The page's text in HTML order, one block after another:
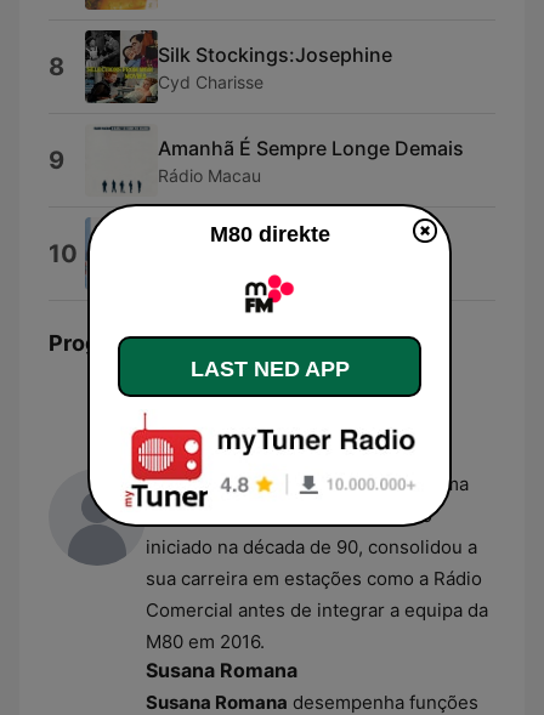
8 Silk Stockings:Josephine
Cyd Charisse
9 Amanhã É Sempre Longe Demais
Rádio Macau
10 Amor (Parte I)
Programledere
Vanda Miranda
Vanda Miranda
centrais da rádio em Portugal,
apresentando atualmente o programa
"Manhãs M80". Com um percurso
iniciado na década de 90, consolidou a
sua carreira em estações como a Rádio
Comercial antes de integrar a equipa da
M80 em 2016.
Susana Romana
Susana Romana desempenha funções
M80 direkte
LAST NED APP